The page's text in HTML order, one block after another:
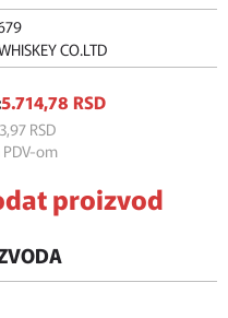
CO.LTD
5.714,78 RSD
97 RSD
om
proizvod